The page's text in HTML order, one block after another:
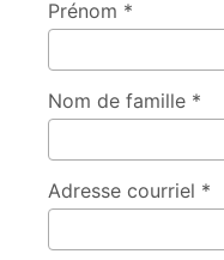
Prénom *
Nom de famille *
Adresse courriel *